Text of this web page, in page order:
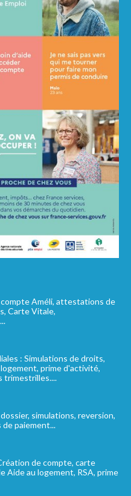
Améli, attestations de
Carte Vitale,
: Simulations de droits,
prime d'activité,
trimestrilles....
simulations, reversion,
paiement...
de compte, carte
Aide au logement, RSA, prime